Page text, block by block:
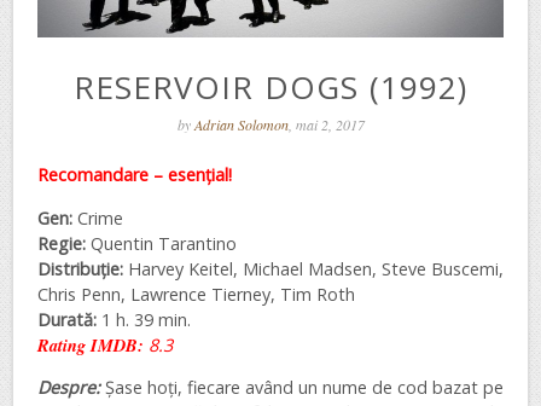
RESERVOIR DOGS (1992)
byAdrian Solomon, mai 2, 2017
Recomandare – esențial!
Gen: Crime
Regie: Quentin Tarantino
Distribuție: Harvey Keitel, Michael Madsen, Steve Buscemi,
Chris Penn, Lawrence Tierney, Tim Roth
Durată: 1 h. 39 min.
Rating IMDB: 8.3
Despre:Șase hoți, fiecare având un nume de cod bazat pe